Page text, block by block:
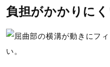
カップインソール（取り外し
シューズ幅
負担がかかりにく